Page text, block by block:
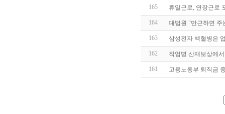
165 휴일근로, 연장근로
164 대법원 "만근하면
163 삼성전자 백혈병은
162 직업병 산재보상에
161 고용노동부 퇴직금